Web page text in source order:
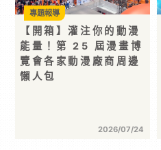
【開箱】灌注你的動漫
能量！第 25 屆漫畫博
覽會各家動漫廠商周邊
懶人包
2026/07/24
專題報導